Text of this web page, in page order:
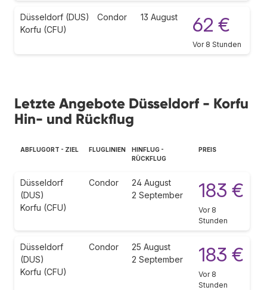
Düsseldorf (DUS)
Korfu (CFU)
Condor 13 August 62 €
Vor 8 Stunden
Letzte Angebote Düsseldorf - Korfu
Hin- und Rückflug
ABFLUGORT - ZIEL FLUGLINIEN
HINFLUG -
RÜCKFLUG
PREIS
Düsseldorf
(DUS)
Korfu (CFU)
Condor
24 August
2 September
183 €
Vor 8
Stunden
Düsseldorf
(DUS)
Korfu (CFU)
Condor
25 August
2 September
183 €
Vor 8
Stunden